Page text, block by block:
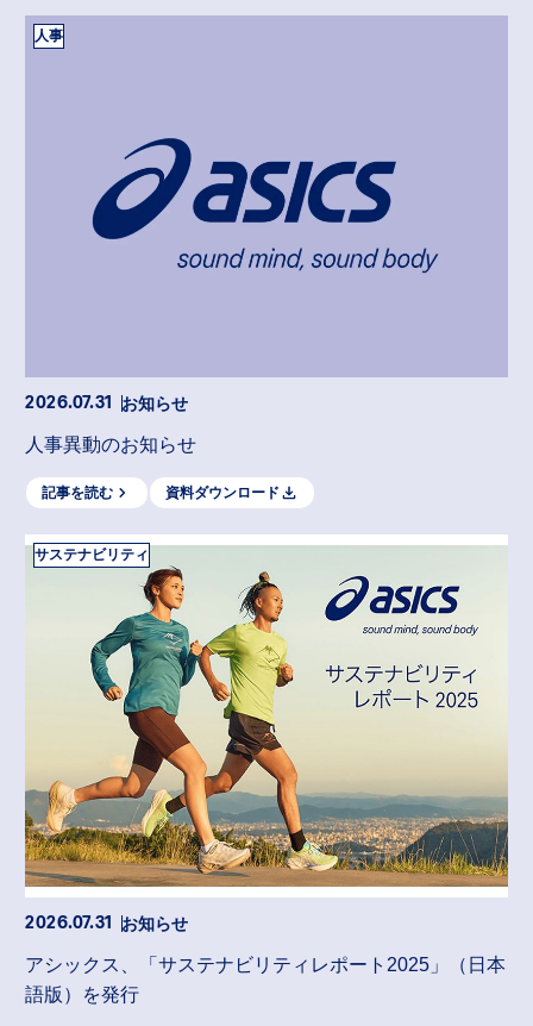
人事
2026.07.31 お知らせ
人事異動のお知らせ
記事を読む 資料ダウンロード
サステナビリティ
2026.07.31 お知らせ
アシックス、「サステナビリティレポート2025」（日本
語版）を発行